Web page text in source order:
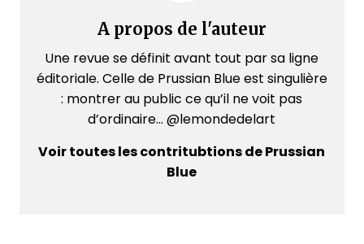
A propos de l'auteur
Une revue se définit avant tout par sa ligne
éditoriale. Celle de Prussian Blue est singulière
: montrer au public ce qu’il ne voit pas
d’ordinaire... @lemondedelart
Voir toutes les contritubtions de Prussian
Blue